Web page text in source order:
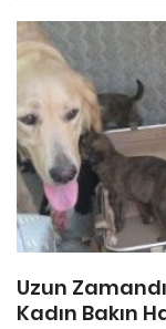
Uzun
Kadın Bakın